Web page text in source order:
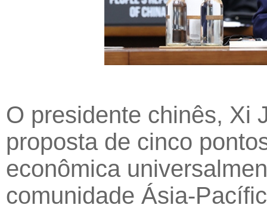
O presidente chinês, Xi
proposta de cinco
econômica
comunidade Ásia-